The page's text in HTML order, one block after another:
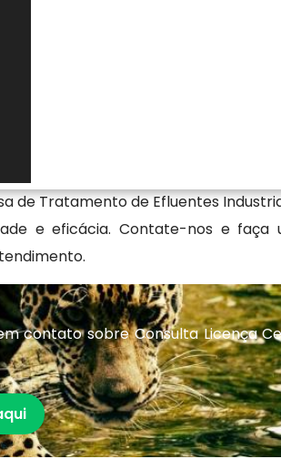
além de oferecer maior
o responsável
cetesb
mercado, a Florestativa
Auditoria Ambiental, Remoção
de Tratamento de Efluentes
e eficácia. Contate-nos e faça
contato sobre Consulta Licença